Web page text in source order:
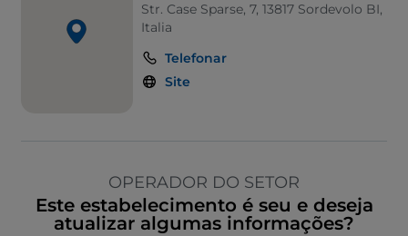
Str. Case Sparse, 7, 13817 Sordevolo BI,
Italia
Telefonar
Site
OPERADOR DO SETOR
Este estabelecimento é seu e deseja
atualizar algumas informações?